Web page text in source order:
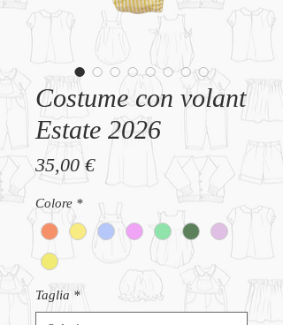
Costume con volant
Estate 2026
35,00 €Prezzo
Colore *
Taglia *